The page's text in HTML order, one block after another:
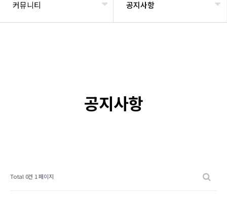
커뮤니티 공지사항
공지사항
Total 0건 1 페이지